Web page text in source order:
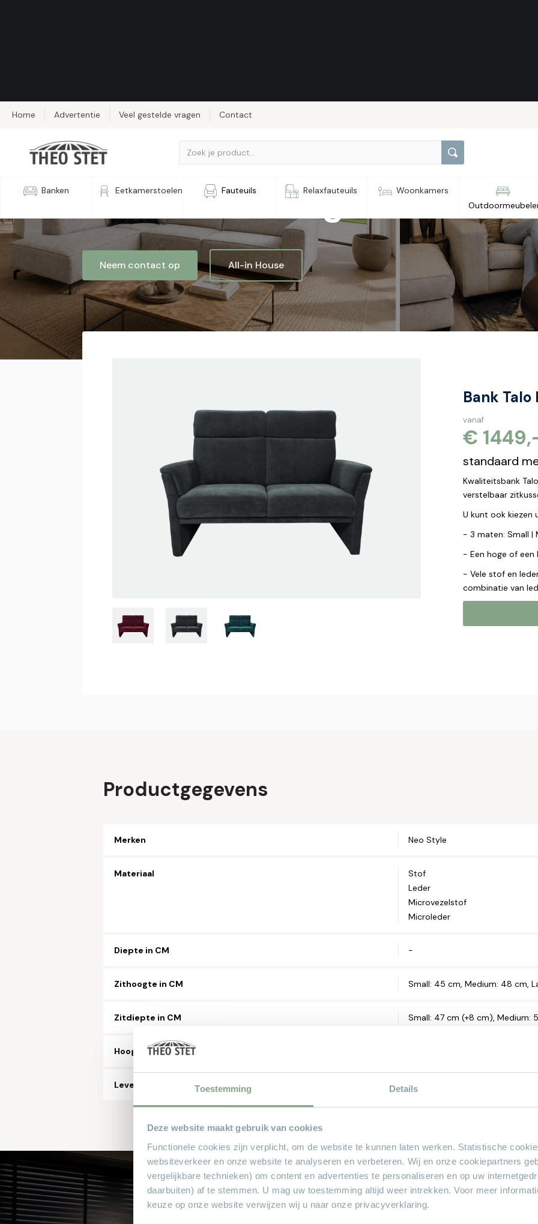
Toestemming Details
Deze website maakt gebruik van cookies
Functionele cookies zijn verplicht, om de website te kunnen laten werken. Statistische
websiteverkeer en onze website te analyseren en verbeteren. Wij en onze cookiepartners
vergelijkbare technieken) om content en advertenties te personaliseren en op uw
daarbuiten) af te stemmen. U mag uw toestemming altijd weer intrekken. Voor meer
keuze op onze website verwijzen wij u naar onze privacyverklaring.
Home Advertentie Veel gestelde vragen Contact
Banken Eetkamerstoelen Fauteuils Relaxfauteuils
Woonkamers
Bank Talo hoog
Neem contact op All-in House
Bank Talo
vanaf
€
standaard
Kwaliteitsbank
verstelbaar
U kunt ook kiezen
- 3 maten: Small |
- Een hoge of een
- Vele stof en
combinatie van
Productgegevens
Merken Neo Style
Materiaal
Stof
Leder
Microvezelstof
Microleder
Diepte in CM -
Zithoogte in CM Small: 45 cm, Medium: 48 cm,
Zitdiepte in CM Small: 47 cm (+8 cm), Medium:
Hoogte in CM
Leverbaar in maten Small, Medium en Large